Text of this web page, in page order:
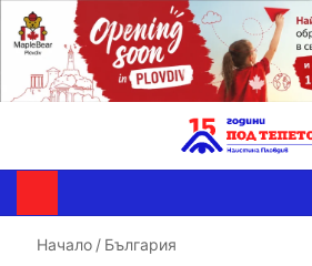
Начало / България